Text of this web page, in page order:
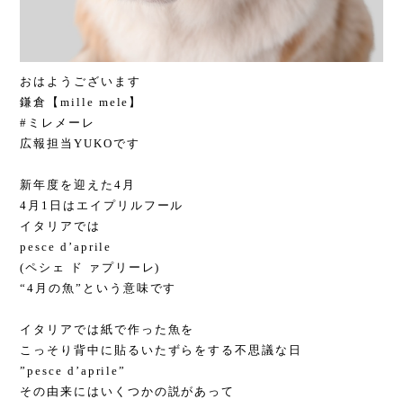
おはようございます
鎌倉【mille mele】
#ミレメーレ
広報担当YUKOです
新年度を迎えた4月
4月1日はエイプリルフール
イタリアでは
pesce d’aprile
(ペシェ ド ァプリーレ)
“4月の魚”という意味です
イタリアでは紙で作った魚を
こっそり背中に貼るいたずらをする不思議な日
”pesce d’aprile”
その由来にはいくつかの説があって